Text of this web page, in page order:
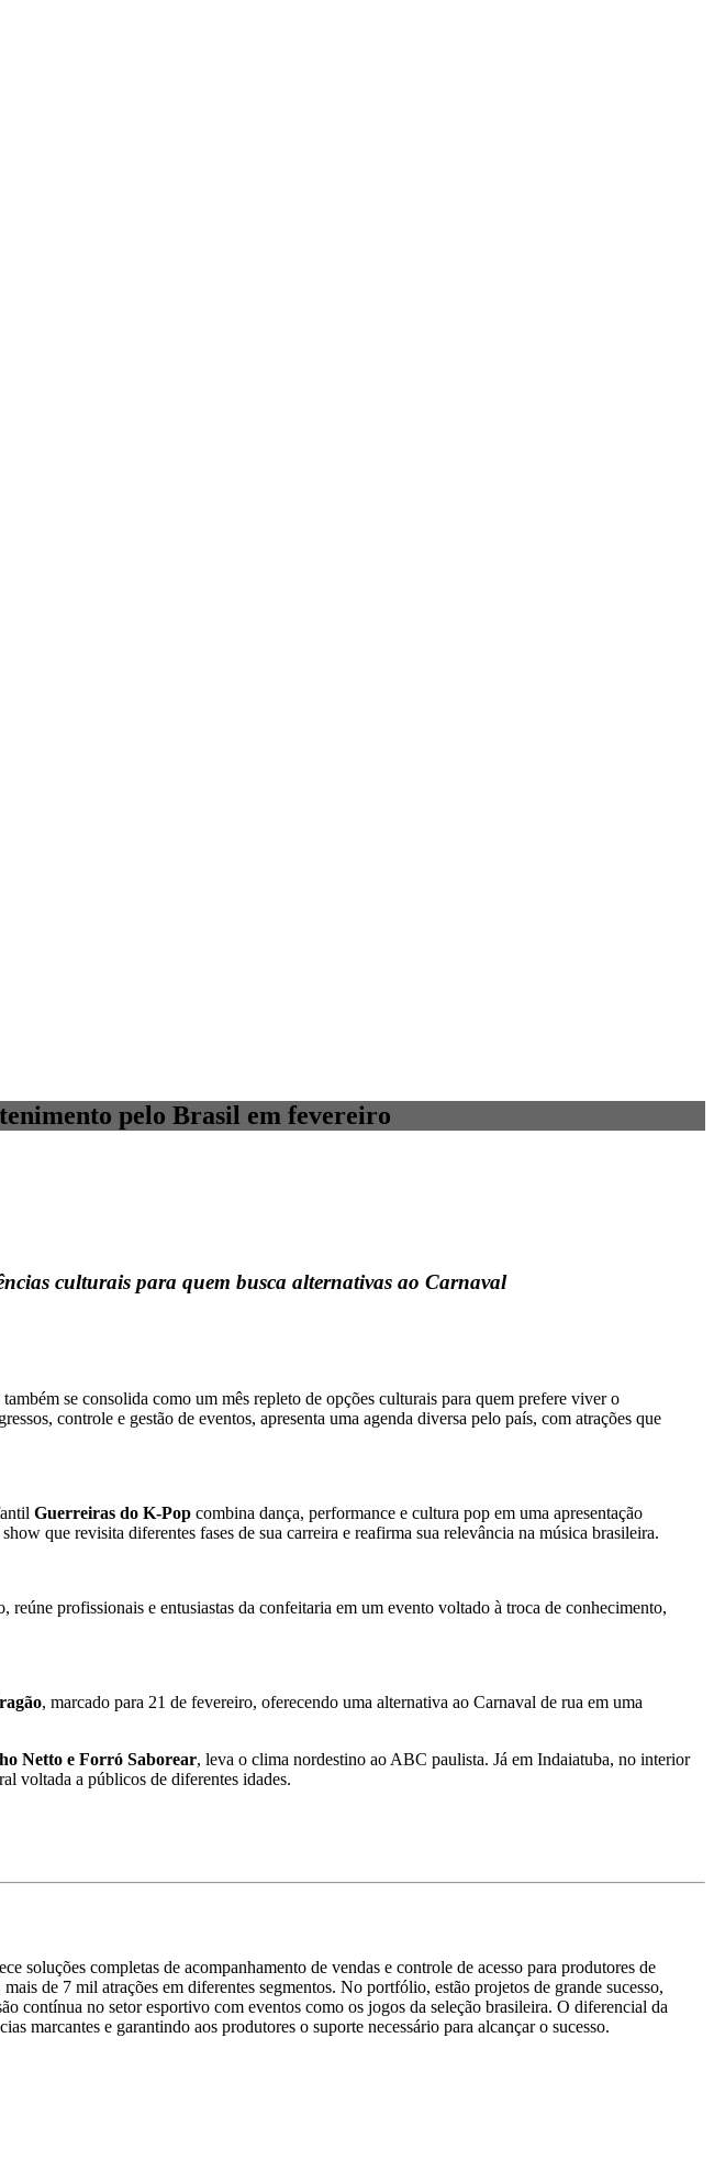
pelo Brasil em fevereiro
culturais para quem busca alternativas ao Carnaval
se consolida como um mês repleto de opções culturais para quem prefere viver o
controle e gestão de eventos, apresenta uma agenda diversa pelo país, com atrações que
Guerreiras do K-Pop combina dança, performance e cultura pop em uma apresentação
que revisita diferentes fases de sua carreira e reafirma sua relevância na música brasileira.
reúne profissionais e entusiastas da confeitaria em um evento voltado à troca de conhecimento,
, marcado para 21 de fevereiro, oferecendo uma alternativa ao Carnaval de rua em uma
Netto e Forró Saborear, leva o clima nordestino ao ABC paulista. Já em Indaiatuba, no interior
voltada a públicos de diferentes idades.
soluções completas de acompanhamento de vendas e controle de acesso para produtores de
de 7 mil atrações em diferentes segmentos. No portfólio, estão projetos de grande sucesso,
contínua no setor esportivo com eventos como os jogos da seleção brasileira. O diferencial da
marcantes e garantindo aos produtores o suporte necessário para alcançar o sucesso.